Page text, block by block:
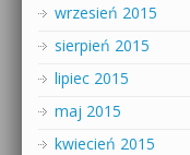
wrzesień 2015
sierpień 2015
lipiec 2015
maj 2015
kwiecień 2015